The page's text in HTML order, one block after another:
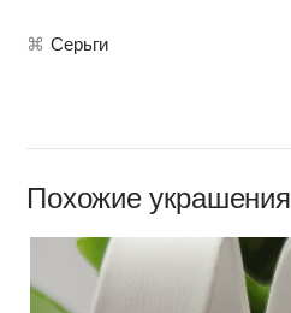
⌘ Серьги
Похожие украшения